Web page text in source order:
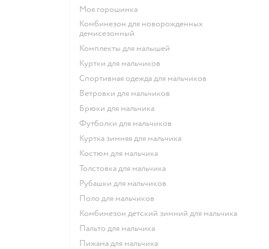
Моя горошинка
Комбинезон для новорожденных
демисезонный
Комплекты для малышей
Куртки для мальчиков
Спортивная одежда для мальчиков
Ветровки для мальчиков
Брюки для мальчика
Футболки для мальчиков
Куртка зимняя для мальчика
Костюм для мальчика
Толстовка для мальчика
Рубашки для мальчиков
Поло для мальчиков
Комбинезон детский зимний для мальчика
Пальто для мальчика
Пижама для мальчика